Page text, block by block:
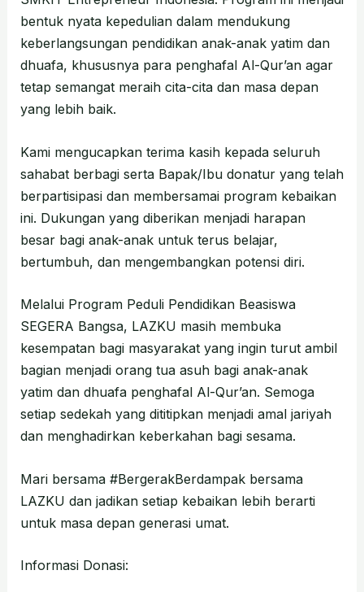
bentuk nyata kepedulian dalam mendukung
keberlangsungan pendidikan anak-anak yatim dan
dhuafa, khususnya para penghafal Al-Qur’an agar
tetap semangat meraih cita-cita dan masa depan
yang lebih baik.
Kami mengucapkan terima kasih kepada seluruh
sahabat berbagi serta Bapak/Ibu donatur yang telah
berpartisipasi dan membersamai program kebaikan
ini. Dukungan yang diberikan menjadi harapan
besar bagi anak-anak untuk terus belajar,
bertumbuh, dan mengembangkan potensi diri.
Melalui Program Peduli Pendidikan Beasiswa
SEGERA Bangsa, LAZKU masih membuka
kesempatan bagi masyarakat yang ingin turut ambil
bagian menjadi orang tua asuh bagi anak-anak
yatim dan dhuafa penghafal Al-Qur’an. Semoga
setiap sedekah yang dititipkan menjadi amal jariyah
dan menghadirkan keberkahan bagi sesama.
Mari bersama #BergerakBerdampak bersama
LAZKU dan jadikan setiap kebaikan lebih berarti
untuk masa depan generasi umat.
Informasi Donasi: